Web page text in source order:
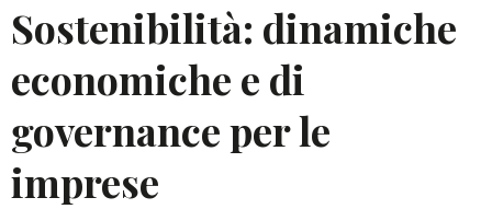
Sostenibilità: dinamiche
economiche e di
governance per le
imprese